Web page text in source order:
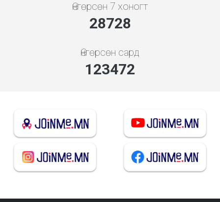
Өнгөрсөн 7 хоногт
32043
Өнгөрсөн сард
137719